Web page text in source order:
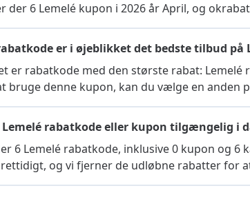
der 6 Lemelé kupon i 2026 år April, og
er i øjeblikket det bedste tilbud på
er rabatkode med den største rabat:
bruge denne kupon, kan du vælge en anden
Lemelé rabatkode eller kupon tilgængelig i
6 Lemelé rabatkode, inklusive 0 kupon og
og vi fjerner de udløbne rabatter for